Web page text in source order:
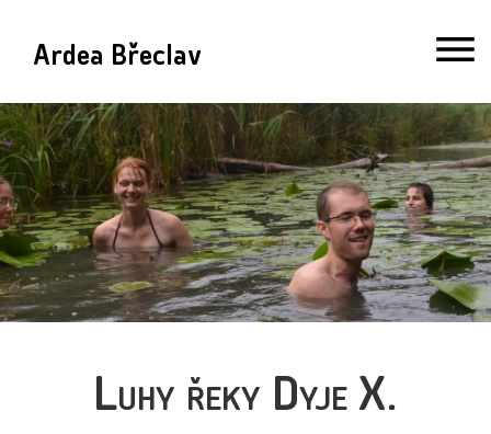
Ardea Břeclav
Luhy řeky Dyje X.